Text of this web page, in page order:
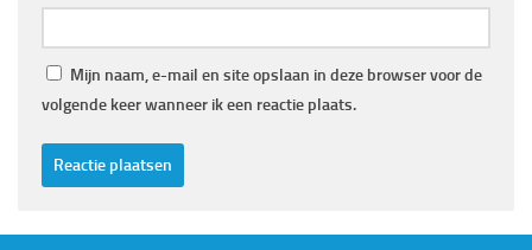
Mijn naam, e-mail en site opslaan in deze browser voor de
volgende keer wanneer ik een reactie plaats.